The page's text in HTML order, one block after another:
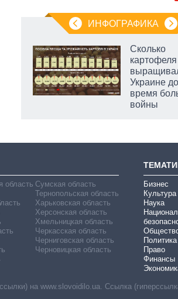
ИНФОГРАФИКА
Сколько
картофеля
Украине
время
войны
область Сумская область
Тернопольская область
Харьковская область
Херсонская область
Хмельницкая область
Черкасская область
Черниговская область
Черновицкая область
Бизнес
Культура
Наука
Политика
Право
Финансы
на www.slovoidilo.ua. Ссылка